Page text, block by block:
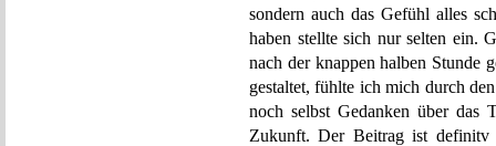
sondern auch das Gefühl alles
haben stellte sich nur selten ein.
nach der knappen halben Stunde
gestaltet, fühlte ich mich durch
noch selbst Gedanken über das
Zukunft. Der Beitrag ist definitv